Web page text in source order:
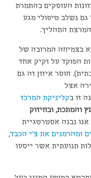
העוסקים בהתמרת
גם נשלב טיפולי מגע
התהליך.
בצמיחה המרובה של
הפוקד על זקיק אחד
חוסר איזון זה גם
אצל
זו בקליניקת המרכז
והמתכת, ובחיזוק
נבנה אסטרטגיית
ומהרמנים את צ'י הכבד,
תנועתית אשר ייסעו